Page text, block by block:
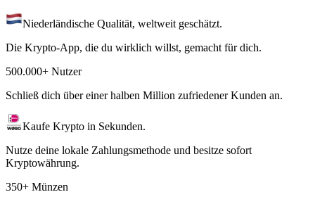
Niederländische Qualität, weltweit geschätzt.
Die Krypto-App, die du wirklich willst, gemacht für dich.
500.000+ Nutzer
Schließ dich über einer halben Million zufriedener Kunden an.
Kaufe Krypto in Sekunden.
Nutze deine lokale Zahlungsmethode und besitze sofort
Kryptowährung.
350+ Münzen